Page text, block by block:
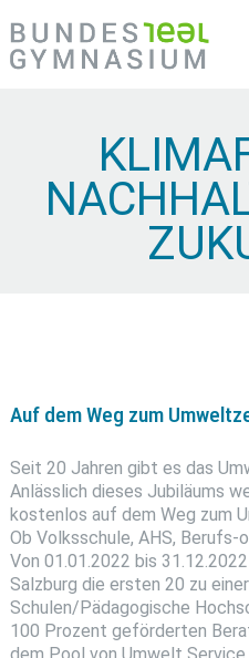
Auf dem Weg zum
Seit 20 Jahren gibt es das
Anlässlich dieses Jubiläums
kostenlos auf dem Weg zum
Ob Volksschule, AHS, Berufs-
Von 01.01.2022 bis
Salzburg die ersten 20 zu
Schulen/Pädagogische
100 Prozent geförderten